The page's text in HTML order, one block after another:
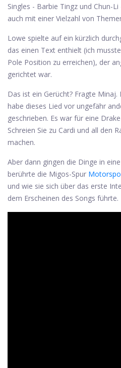
Singles - Barbie Tingz und Chun-
auch mit einer Vielzahl von
Lowe spielte auf ein kürzlich
das einen Text enthielt (ich
Pole Position zu erreichen), der
gerichtet war.
Das ist ein Gerücht? Fragte Minaj.
habe dieses Lied vor ungefähr
geschrieben. Es war für eine
Schreien Sie zu Cardi und all den
machen.
Aber dann gingen die Dinge in
berührte die Migos-Spur
und wie sie sich über das erste
dem Erscheinen des Songs führte.